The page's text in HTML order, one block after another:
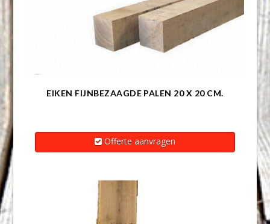
EIKEN FIJNBEZAAGDE PALEN 20 X 20 CM.
Offerte aanvragen